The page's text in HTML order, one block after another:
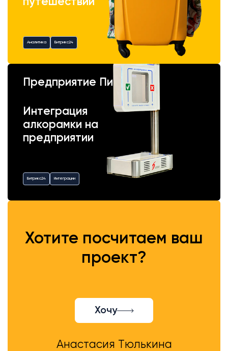
Аналитика Битрикс24
Предприятие Пик
Интеграция
алкорамки на
предприятии
Битрикс24 Интеграции
Хотите посчитаем ваш
проект?
Хочу
Анастасия Тюлькина